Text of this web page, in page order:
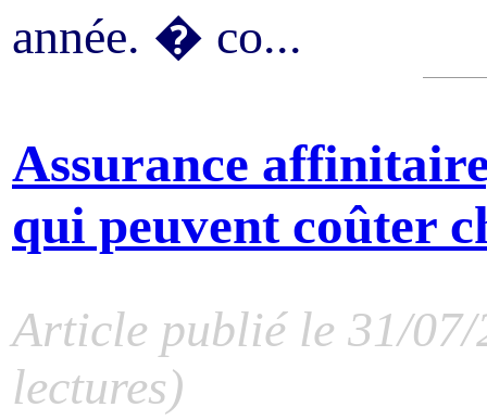
année. � co...
Assurance
qui peuvent coûter
Article publié le 31/
lectures)